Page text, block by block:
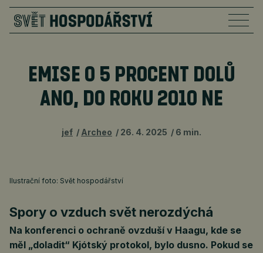
EMISE O 5 PROCENT DOLŮ
ANO, DO ROKU 2010 NE
jef Archeo 26. 4. 2025 6 min.
Ilustrační foto: Svět hospodářství
Spory o vzduch svět nerozdýchá
Na konferenci o ochraně ovzduší v Haagu, kde se
měl „doladit“ Kjótský protokol, bylo dusno. Pokud se